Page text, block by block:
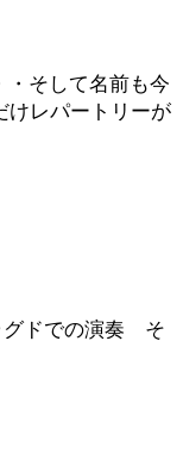
そして名前も今
レパートリーが
グドでの演奏 そ